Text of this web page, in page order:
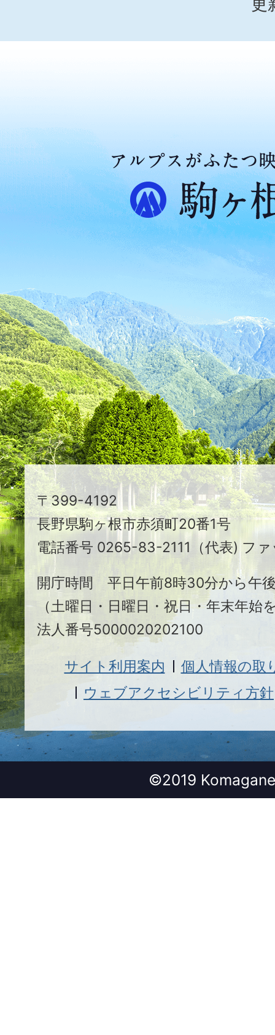
ア
ル
プ
ス
が
た
つ
映
え
る
ま
ち
駒
ヶ
根
市
〒399-4192
長野県駒ヶ根市赤須町20番1号
電話番号 0265-83-2111（代表) フ
開庁時間 平日午前8時30分から午
（土曜日・日曜日・祝日・年末年始
法人番号5000020202100
サイト利用案内
個人情報の取
ウェブアクセシビリティ方針
©2019